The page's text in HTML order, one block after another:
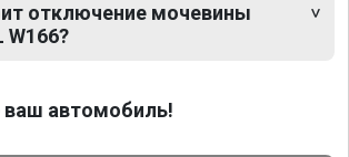
отключение мочевины
W166?
ваш автомобиль!